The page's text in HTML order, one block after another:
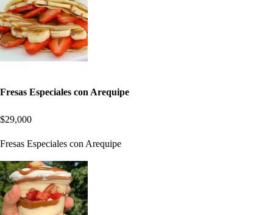
Fresas Especiales con Arequipe
$29,000
Fresas Especiales con Arequipe